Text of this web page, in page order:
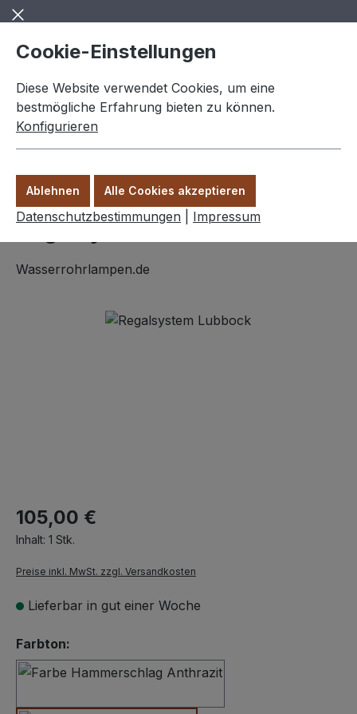
Zum Hauptinhalt springen
Wohnideen
Regalsystem "Lubbock"
Wasserrohrlampen.de
Bildergalerie überspringen
105,00 €
Inhalt: 1 Stk.
Preise inkl. MwSt. zzgl. Versandkosten
Lieferbar in gut einer Woche
Farbton:
Cookie-Einstellungen
Diese Website verwendet Cookies, um eine
bestmögliche Erfahrung bieten zu können.
Konfigurieren
Ablehnen Alle Cookies akzeptieren
Datenschutzbestimmungen Impressum